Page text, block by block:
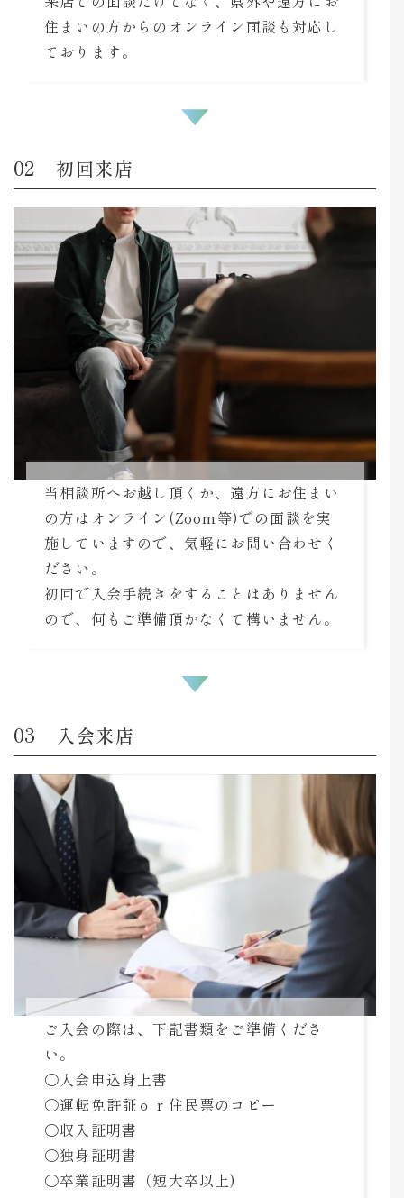
住まいの方からのオンライン面談も対応し
ております。
初回来店
当相談所へお越し頂くか、遠方にお住まい
の方はオンライン(Zoom等)での面談を実
施していますので、気軽にお問い合わせく
ださい。
初回で入会手続きをすることはありません
ので、何もご準備頂かなくて構いません。
入会来店
ご入会の際は、下記書類をご準備くださ
い。
〇入会申込身上書
〇運転免許証ｏｒ住民票のコピー
〇収入証明書
〇独身証明書
〇卒業証明書（短大卒以上)